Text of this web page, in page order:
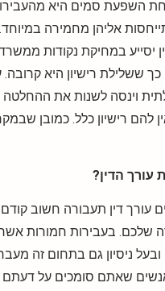
השפעת סמים היא
אליהן מחמירה במיוחד.
יסייע במחיקת נקודות
ששלילת רישיון היא קרובה.
וינסה לשנות את ההחלטה
להם רישיון כלל. כמובן
עורך הדין?
דין תעבורה חשוב קודם
שלכם. בעבירות חמורות אשר
ובעל ניסיון גם בתחום זה
שאתם סומכים על דעתם